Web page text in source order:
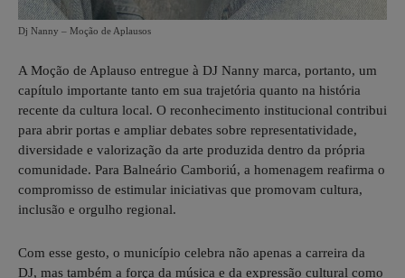
Dj Nanny – Moção de Aplausos
A Moção de Aplauso entregue à DJ Nanny marca, portanto, um
capítulo importante tanto em sua trajetória quanto na história
recente da cultura local. O reconhecimento institucional contribui
para abrir portas e ampliar debates sobre representatividade,
diversidade e valorização da arte produzida dentro da própria
comunidade. Para Balneário Camboriú, a homenagem reafirma o
compromisso de estimular iniciativas que promovam cultura,
inclusão e orgulho regional.
Com esse gesto, o município celebra não apenas a carreira da
DJ, mas também a força da música e da expressão cultural como